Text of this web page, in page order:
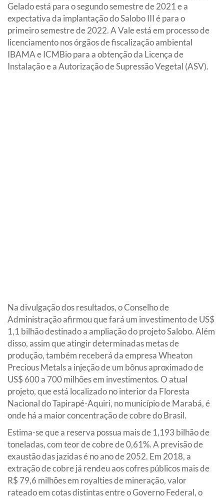
Gelado está para o segundo semestre de 2021 e a
expectativa da implantação do Salobo III é para o
primeiro semestre de 2022. A Vale está em processo de
licenciamento nos órgãos de fiscalização ambiental
IBAMA e ICMBio para a obtenção da Licença de
Instalação e a Autorização de Supressão Vegetal (ASV).
Na divulgação dos resultados, o Conselho de
Administração afirmou que fará um investimento de US$
1,1 bilhão destinado a ampliação do projeto Salobo. Além
disso, assim que atingir determinadas metas de
produção, também receberá da empresa Wheaton
Precious Metals a injeção de um bônus aproximado de
US$ 600 a 700 milhões em investimentos. O atual
projeto, que está localizado no interior da Floresta
Nacional do Tapirapé-Aquiri, no município de Marabá, é
onde há a maior concentração de cobre do Brasil.
Estima-se que a reserva possua mais de 1,193 bilhão de
toneladas, com teor de cobre de 0,61%. A previsão de
exaustão das jazidas é no ano de 2052. Em 2018, a
extração de cobre já rendeu aos cofres públicos mais de
R$ 79,6 milhões em royalties de mineração, valor
rateado em cotas distintas entre o Governo Federal, o